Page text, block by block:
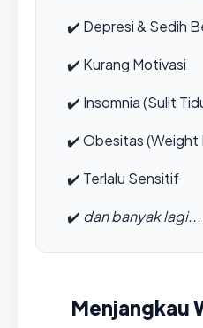
✔️ Depresi & Sedih
✔️ Kurang Motivasi
✔️ Insomnia (Sulit
✔️Obesitas (Weight
✔️ Terlalu Sensitif
✔️ dan banyak lagi...
Menjangkau